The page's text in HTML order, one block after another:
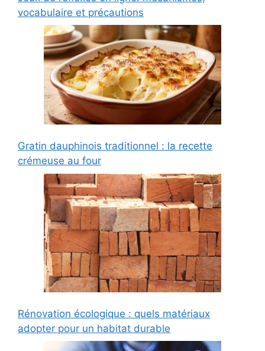
vocabulaire et précautions
Gratin dauphinois traditionnel : la recette
crémeuse au four
Rénovation écologique : quels matériaux
adopter pour un habitat durable